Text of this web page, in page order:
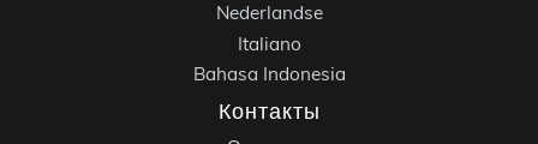
Nederlandse
Italiano
Bahasa Indonesia
Контакты